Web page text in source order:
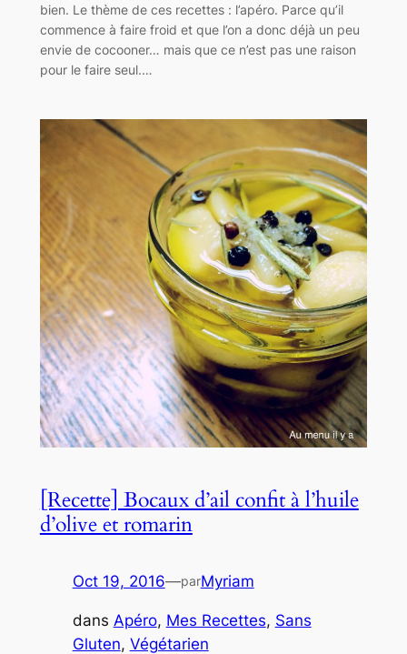
bien. Le thème de ces recettes : l’apéro. Parce qu’il
commence à faire froid et que l’on a donc déjà un peu
envie de cocooner… mais que ce n’est pas une raison
pour le faire seul.…
[Recette] Bocaux d’ail confit à l’huile
d’olive et romarin
Oct 19, 2016—parMyriam
dans Apéro, Mes Recettes, Sans
Gluten, Végétarien